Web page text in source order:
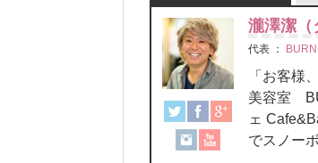
瀧澤潔（
代表 ：
「お客
美容室
ェ
でスノー